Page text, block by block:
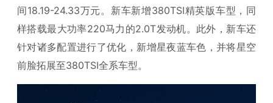
间18.19-24.33万元。新车新增380TSI精英版车型，同
样搭载最大功率220马力的2.0T发动机。此外，新车还
针对诸多配置进行了优化，新增星夜蓝车色，并将星空
前脸拓展至380TSI全系车型。